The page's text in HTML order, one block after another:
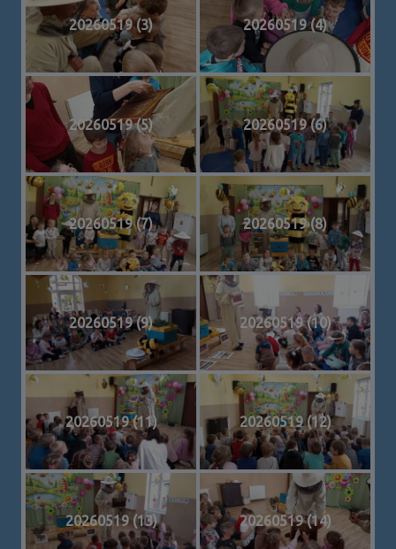
20260519 (3) 20260519 (4)
20260519 (5) 20260519 (6)
20260519 (7) 20260519 (8)
20260519 (9) 20260519 (10)
20260519 (11) 20260519 (12)
20260519 (13) 20260519 (14)